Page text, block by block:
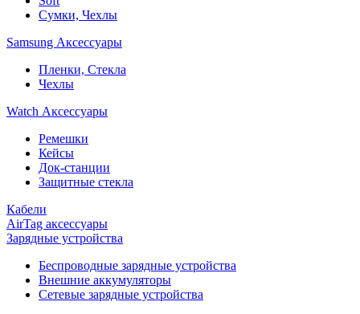
Сумки, Чехлы
Samsung Аксессуары
Пленки, Стекла
Чехлы
Watch Аксессуары
Ремешки
Кейсы
Док-станции
Защитные стекла
Кабели
AirTag аксессуары
Зарядные устройства
Беспроводные зарядные устройства
Внешние аккумуляторы
Сетевые зарядные устройства